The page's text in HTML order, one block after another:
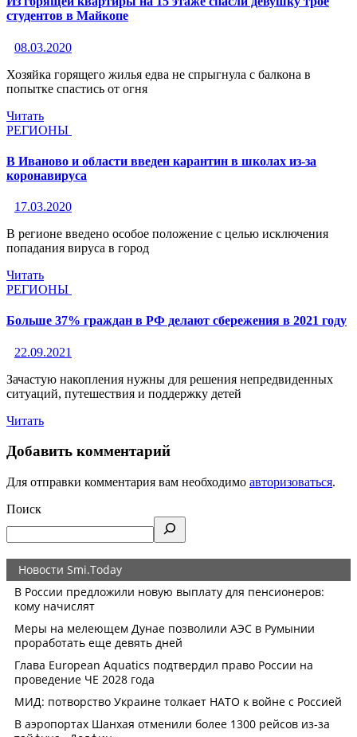
студентов в Майкопе
08.03.2020
Хозяйка горящего жилья едва не спрыгнула с балкона в
попытке спастись от огня
Читать
РЕГИОНЫ
В Иваново и области введен карантин в школах из-за
коронавируса
17.03.2020
В регионе введено особое положение с целью исключения
попадания вируса в город
Читать
РЕГИОНЫ
Больше 37% граждан в РФ делают сбережения в 2021 году
22.09.2021
Зачастую накопления нужны для решения непредвиденных
ситуаций, путешествия и поддержку детей
Читать
Добавить комментарий
Для отправки комментария вам необходимо авторизоваться.
Поиск